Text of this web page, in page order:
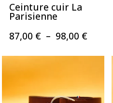
Ceinture cuir La
Parisienne
87,00 € – 98,00 €Plage
prix :
98,00 €